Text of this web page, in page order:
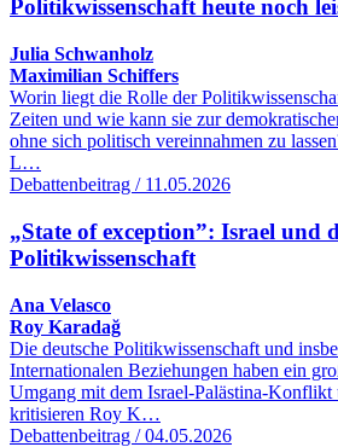
Politikwissenschaft heute noch
Julia Schwanholz
Maximilian Schiffers
Worin liegt die Rolle der
Zeiten und wie kann sie zur
ohne sich politisch vereinnahmen zu
L…
Debattenbeitrag / 11.05.2026
„State of exception”: Israel und
Politikwissenschaft
Ana Velasco
Roy Karadağ
Die deutsche Politikwissenschaft und
Internationalen Beziehungen haben ein
Umgang mit dem Israel-Palästina-Konflikt
kritisieren Roy K…
Debattenbeitrag / 04.05.2026